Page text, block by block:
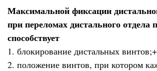
Максимальной фиксации
при переломах дистального отдела
способствует
1. блокирование дистальных винтов;+
2. положение винтов, при котором